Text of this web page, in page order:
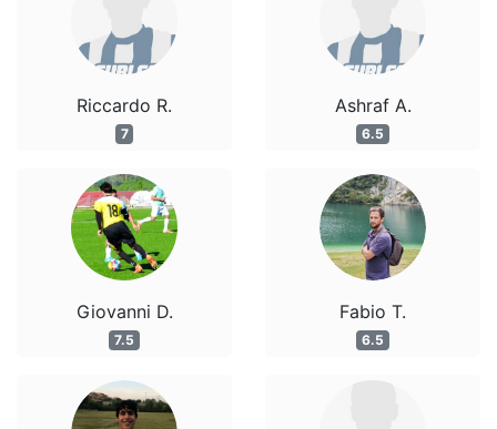
Riccardo R.
7
Giovanni D.
7.5
Ashraf A.
6.5
Fabio T.
6.5